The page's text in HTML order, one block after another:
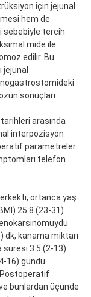
için jejunal
hem de
sebebiyle tercih
mide ile
edilir. Bu
sonuçları
arasında
interpozisyon
parametreler
telefon
erkekti, ortanca yaş
25.8 (23-31)
kanama miktarı
süresi 3.5 (2-13)
16) gündü.
Postoperatif
bunlardan üçünde